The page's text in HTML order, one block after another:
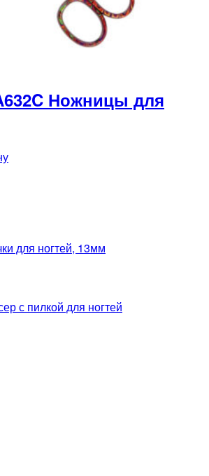
Ножницы для
для ногтей, 13мм
с пилкой для ногтей